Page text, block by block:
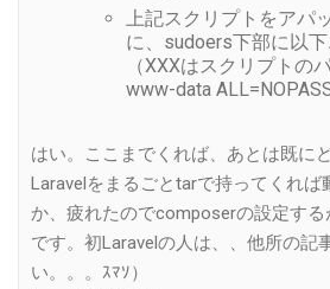
上記スクリプトをアパ
に、sudoers下部に以
（XXXはスクリプトのパ
www-data
はい。ここまでくれば、あとは既に
Laravelをまるごとtarで持ってくれば
か、疲れたのでcomposerの設定す
です。初Laravelの人は、、他所の記
い。。。ｽﾏｿ）